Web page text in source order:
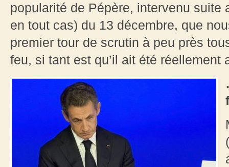
popularité de Pépère, intervenu
en tout cas) du 13 décembre, que
premier tour de scrutin à peu près
feu, si tant est qu’il ait été réellement